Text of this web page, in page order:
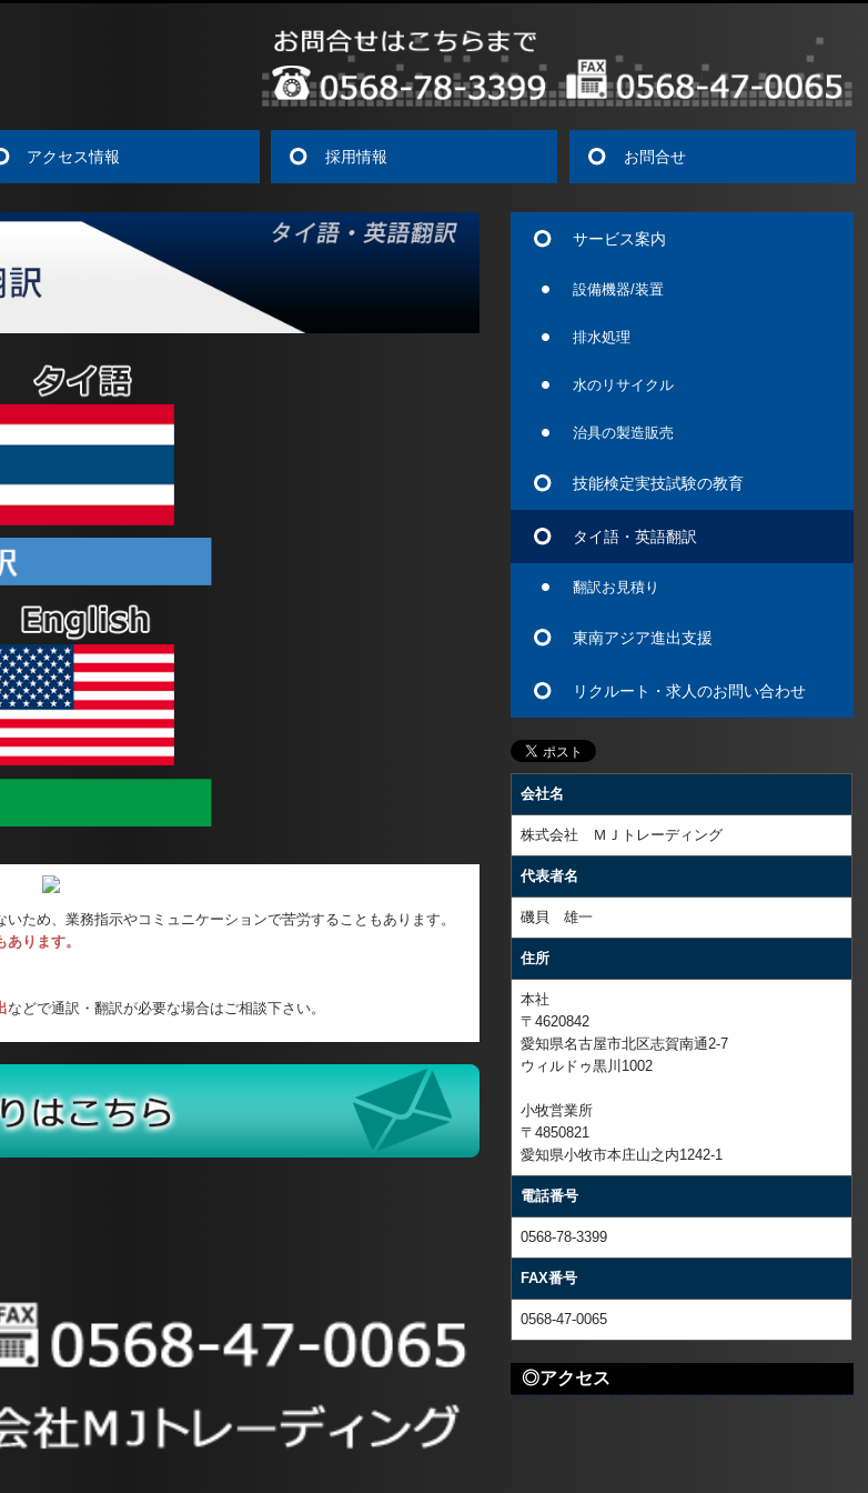
アクセス情報 採用情報 お問合せ
ため、業務指示やコミュニケーションで苦労することもあります。
ります。
などで通訳・翻訳が必要な場合はご相談下さい。
サービス案内
設備機器/装置
排水処理
水のリサイクル
治具の製造販売
技能検定実技試験の教育
タイ語・英語翻訳
翻訳お見積り
東南アジア進出支援
リクルート・求人のお問い合わせ
会社名
株式会社 ＭＪトレーディング
代表者名
磯貝 雄一
住所
本社
〒4620842
愛知県名古屋市北区志賀南通2-7
ウィルドゥ黒川1002
小牧営業所
〒4850821
愛知県小牧市本庄山之内1242-1
電話番号
0568-78-3399
FAX番号
0568-47-0065
◎アクセス